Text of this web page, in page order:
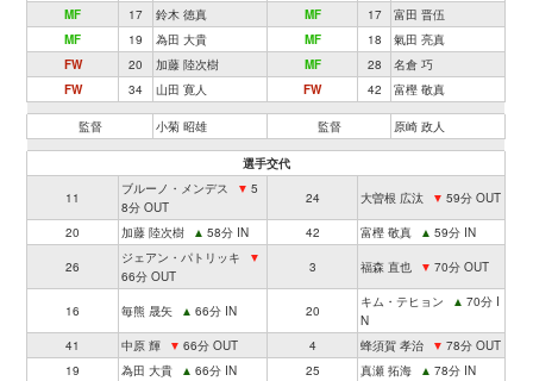
MF
17 鈴木 徳真 MF 17
富田 晋伍
MF
19 為田 大貴 MF 18
氣田 亮真
FW
20 加藤 陸次樹 MF 28
名倉 巧
FW
34 山田 寛人 FW 42 富樫 敬真
監督 小菊 昭雄 監督 原崎 政人
選手交代
11
ブルーノ・メンデス ▼ 5
8分 OUT
24 大曽根 広汰 ▼ 59分 OUT
20 加藤 陸次樹 ▲ 58分 IN 42 富樫 敬真 ▲ 59分 IN
26
ジェアン・パトリッキ
▼
66分 OUT
3 福森 直也 ▼ 70分 OUT
16 毎熊 晟矢 ▲ 66分 IN 20
キム・テヒョン ▲ 70分 I
N
41
中原 輝 ▼ 66分 OUT 4 蜂須賀 孝治 ▼ 78分 OUT
19
為田 大貴 ▲ 66分 IN 25 真瀬 拓海 ▲ 78分 IN